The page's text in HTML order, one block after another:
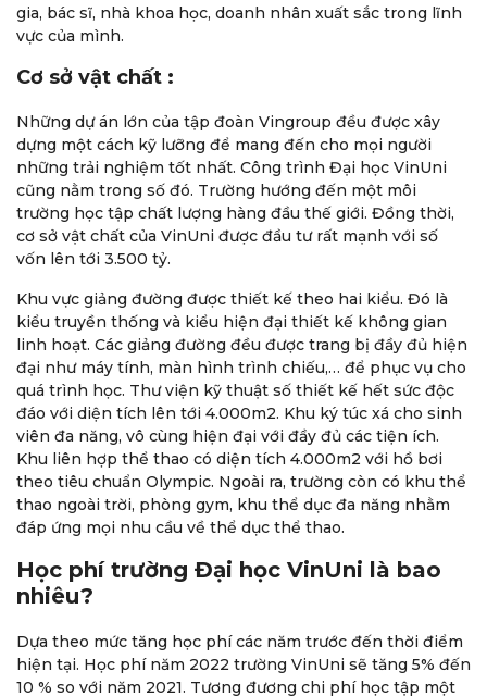
gia, bác sĩ, nhà khoa học, doanh nhân xuất sắc trong lĩnh
vực của mình.
Cơ sở vật chất :
Những dự án lớn của tập đoàn Vingroup đều được xây
dựng một cách kỹ lưỡng để mang đến cho mọi người
những trải nghiệm tốt nhất. Công trình Đại học VinUni
cũng nằm trong số đó. Trường hướng đến một môi
trường học tập chất lượng hàng đầu thế giới. Đồng thời,
cơ sở vật chất của VinUni được đầu tư rất mạnh với số
vốn lên tới 3.500 tỷ.
Khu vực giảng đường được thiết kế theo hai kiểu. Đó là
kiểu truyền thống và kiểu hiện đại thiết kế không gian
linh hoạt. Các giảng đường đều được trang bị đầy đủ hiện
đại như máy tính, màn hình trình chiếu,… để phục vụ cho
quá trình học. Thư viện kỹ thuật số thiết kế hết sức độc
đáo với diện tích lên tới 4.000m2. Khu ký túc xá cho sinh
viên đa năng, vô cùng hiện đại với đầy đủ các tiện ích.
Khu liên hợp thể thao có diện tích 4.000m2 với hồ bơi
theo tiêu chuẩn Olympic. Ngoài ra, trường còn có khu thể
thao ngoài trời, phòng gym, khu thể dục đa năng nhằm
đáp ứng mọi nhu cầu về thể dục thể thao.
Học phí trường Đại học VinUni là bao
nhiêu?
Dựa theo mức tăng học phí các năm trước đến thời điểm
hiện tại. Học phí năm 2022 trường VinUni sẽ tăng 5% đến
10 % so với năm 2021. Tương đương chi phí học tập một